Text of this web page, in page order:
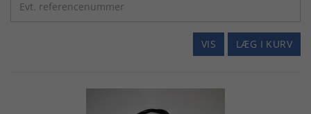
LÆG I KURV
VIS